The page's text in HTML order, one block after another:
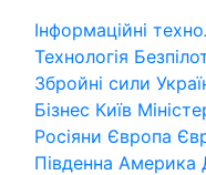
Інформаційні
Технологія
Збройні сили
Бізнес Київ
Росіяни Європа
Південна Америка